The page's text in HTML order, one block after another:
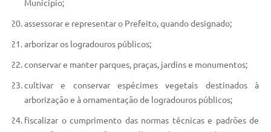
Município;
assessorar e representar o Prefeito, quando designado;
arborizar os logradouros públicos;
conservar e manter parques, praças, jardins e monumentos;
cultivar e conservar espécimes vegetais destinados à
arborização e à ornamentação de logradouros públicos;
fiscalizar o cumprimento das normas técnicas e padrões de